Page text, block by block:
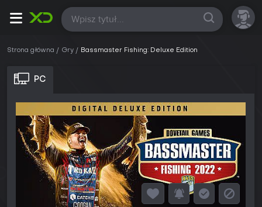
Wszystkie
Strona główna Gry Bassmaster Fishing: Deluxe Edition
PC